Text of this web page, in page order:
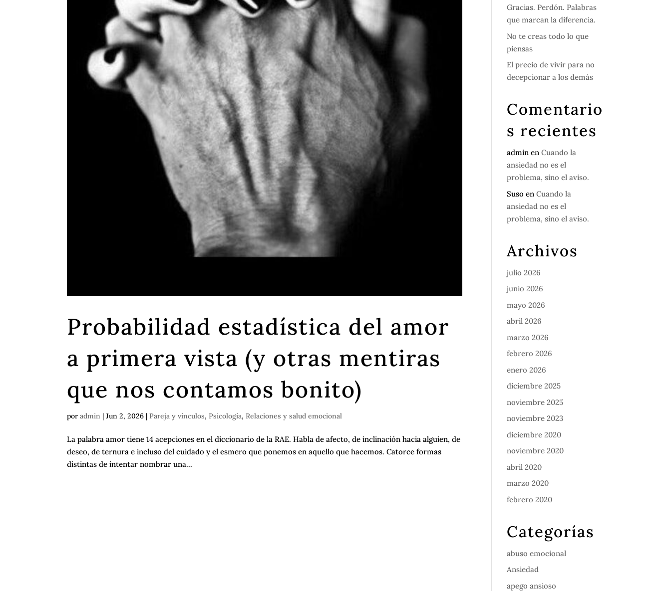
Probabilidad estadística del amor
a primera vista (y otras mentiras
que nos contamos bonito)
poradmin |Jun 2, 2026 |Pareja y vínculos,Psicología,Relaciones y salud emocional
La palabra amor tiene 14 acepciones en el diccionario de la RAE. Habla de afecto, de inclinación hacia alguien, de
deseo, de ternura e incluso del cuidado y el esmero que ponemos en aquello que hacemos. Catorce formas
distintas de intentar nombrar una...
Gracias. Perdón. Palabras
que marcan la diferencia.
No te creas todo lo que
piensas
El precio de vivir para no
decepcionar a los demás
Comentario
s recientes
admin enCuando la
ansiedad no es el
problema, sino el aviso.
Suso enCuando la
ansiedad no es el
problema, sino el aviso.
Archivos
julio 2026
junio 2026
mayo 2026
abril 2026
marzo 2026
febrero 2026
enero 2026
diciembre 2025
noviembre 2025
noviembre 2023
diciembre 2020
noviembre 2020
abril 2020
marzo 2020
febrero 2020
Categorías
abuso emocional
Ansiedad
apego ansioso